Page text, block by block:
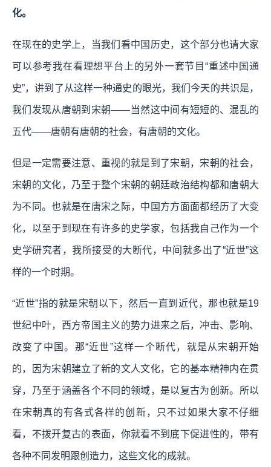
化。
在现在的史学上，当我们看中国历史，这个部分也请大家
可以参考我在看理想平台上的另外一套节目“重述中国通
史”，讲到了从这样一种通史的眼光，我们今天的共识是，
我们发现从唐朝到宋朝——当然这中间有短短的、混乱的
五代——唐朝有唐朝的社会，有唐朝的文化。
但是一定需要注意、重视的就是到了宋朝，宋朝的社会，
宋朝的文化，乃至于整个宋朝的朝廷政治结构都和唐朝大
为不同。也就是在唐宋之际，中国方方面面都经历了大变
化，以至于到现在有许多的史学家，包括我自己作为一个
史学研究者，我所接受的大断代，中间就多出了“近世”这
样的一个时期。
“近世”指的就是宋朝以下，然后一直到近代，那也就是19
世纪中叶，西方帝国主义的势力进来之后，冲击、影响、
改变了中国。那“近世”这样一个断代，就是从宋朝开始
的，因为宋朝建立了新的文人文化，它的基本精神内在贯
穿，乃至于涵盖各个不同的领域，是以复古为创新。所以
在宋朝真的有各式各样的创新，只不过如果大家不仔细
看，不拨开复古的表面，你就看不到底下促进性的，带有
各种不同发明跟创造力，这些文化的成就。